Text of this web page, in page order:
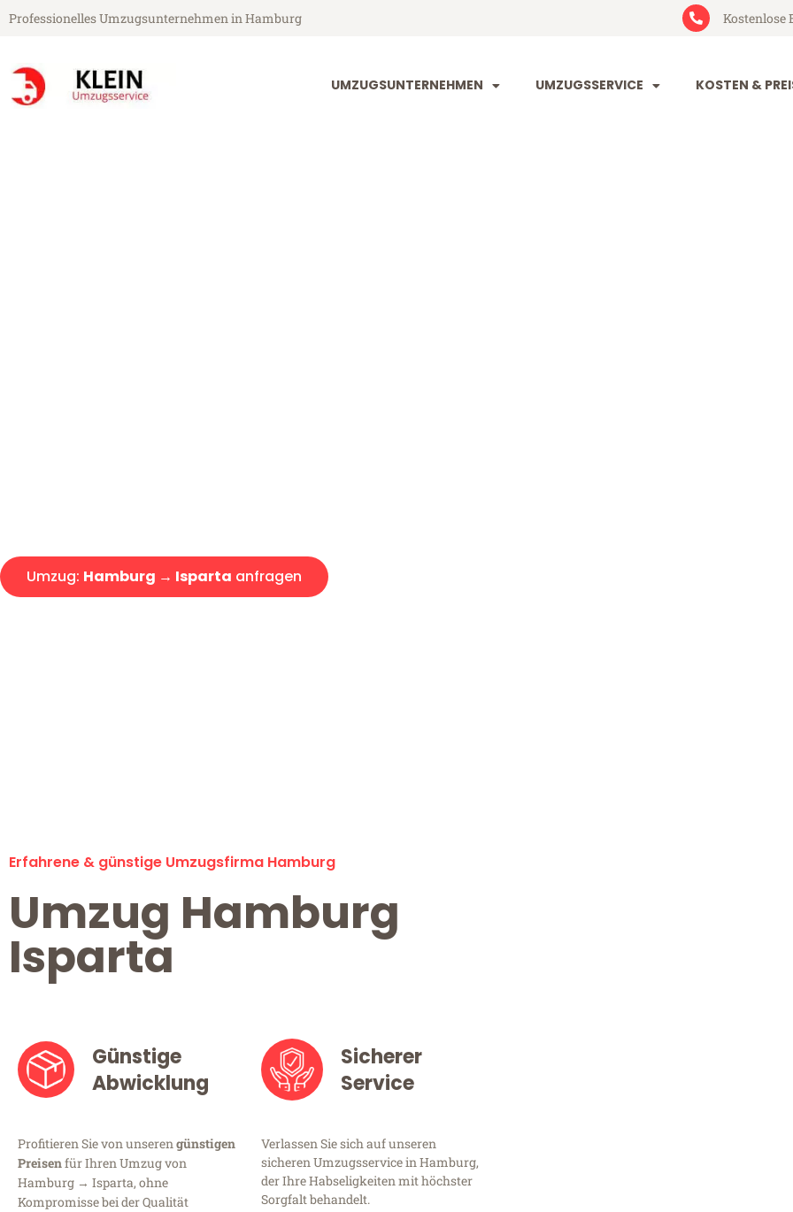
Professionelles Umzugsunternehmen in Hamburg Kostenlose
UMZUGSUNTERNEHMEN UMZUGSSERVICE KOSTEN &
Umzug: Hamburg → Isparta anfragen
Erfahrene & günstige Umzugsfirma Hamburg
Umzug Hamburg
Isparta
Günstige
Abwicklung
Profitieren Sie von unserengünstigen
Preisenfür Ihren Umzug von
Hamburg → Isparta, ohne
Kompromisse bei der Qualität
Sicherer
Service
Verlassen Sie sich auf unseren
sicheren Umzugsservice in Hamburg,
der Ihre Habseligkeiten mit höchster
Sorgfalt behandelt.